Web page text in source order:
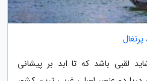
لقبی باشد که تا ابد بر پیشانی